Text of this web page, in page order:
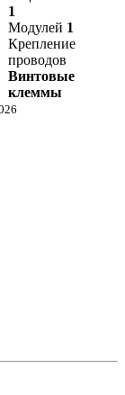
1
Модулей 1
Крепление
проводов
Винтовые
клеммы